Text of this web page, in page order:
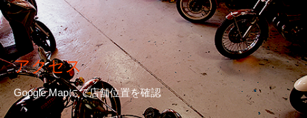
アクセス
Google Mapにて店舗位置を確認